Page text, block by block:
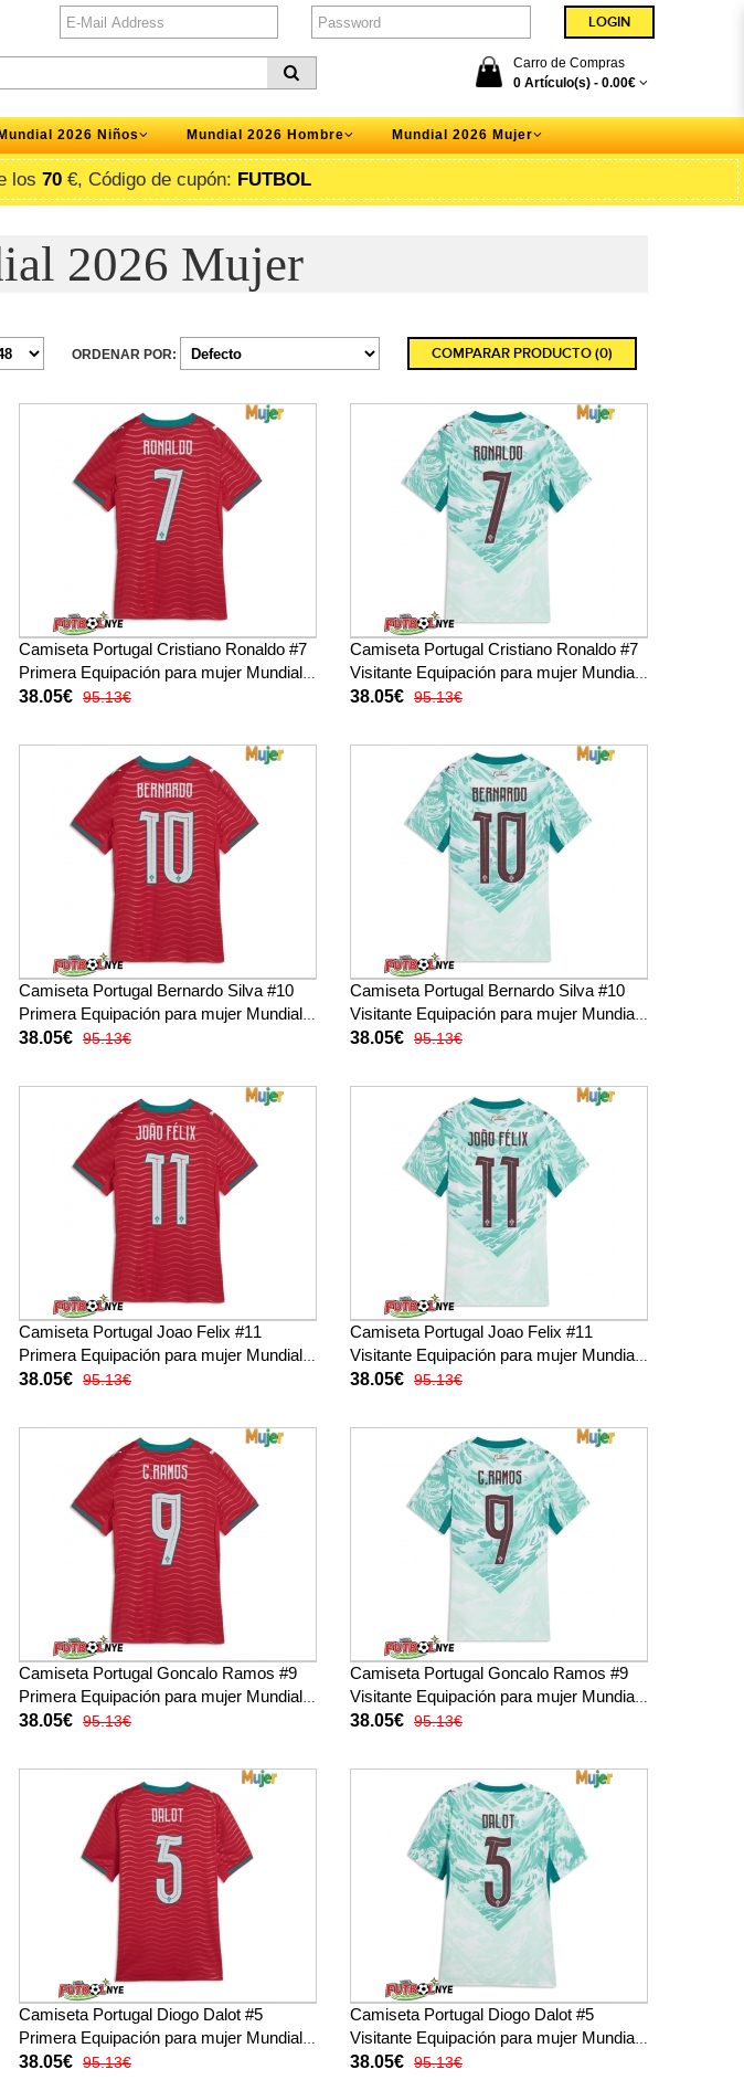
Carro de Compras
0 Artículo(s) - 0.00€
Mundial 2026 Niños Mundial 2026 Hombre Mundial 2026 Mujer
los 70€, Código de cupón: FUTBOL
2026 Mujer
COMPARAR PRODUCTO (0)
ORDENAR POR:
Camiseta Portugal Cristiano Ronaldo #7
Primera Equipación para mujer Mundial
2026 manga corta
38.05€ 95.13€
Camiseta Portugal Cristiano Ronaldo #7
Visitante Equipación para mujer Mundial
2026 manga corta
38.05€ 95.13€
Camiseta Portugal Bernardo Silva #10
Primera Equipación para mujer Mundial
2026 manga corta
38.05€ 95.13€
Camiseta Portugal Bernardo Silva #10
Visitante Equipación para mujer Mundial
2026 manga corta
38.05€ 95.13€
Camiseta Portugal Joao Felix #11
Primera Equipación para mujer Mundial
2026 manga corta
38.05€ 95.13€
Camiseta Portugal Joao Felix #11
Visitante Equipación para mujer Mundial
2026 manga corta
38.05€ 95.13€
Camiseta Portugal Goncalo Ramos #9
Primera Equipación para mujer Mundial
2026 manga corta
38.05€ 95.13€
Camiseta Portugal Goncalo Ramos #9
Visitante Equipación para mujer Mundial
2026 manga corta
38.05€ 95.13€
Camiseta Portugal Diogo Dalot #5
Primera Equipación para mujer Mundial
2026 manga corta
38.05€ 95.13€
Camiseta Portugal Diogo Dalot #5
Visitante Equipación para mujer Mundial
2026 manga corta
38.05€ 95.13€